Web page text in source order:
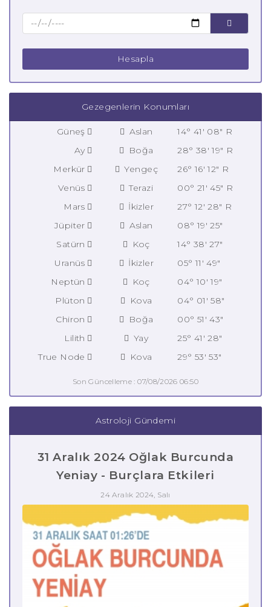
Hesapla
Gezegenlerin Konumları
Güneş Aslan
14° 41' 08" R
Ay
Boğa
28° 38' 19" R
Merkür
Yengeç
26° 16' 12" R
Venüs
Terazi
00° 21' 45" R
Mars
İkizler
27° 12' 28" R
Jüpiter
Aslan
08° 19' 25"
Satürn
Koç
14° 38' 27"
Uranüs
İkizler
05° 11' 49"
Neptün
Koç
04° 10' 19"
Plüton
Kova
04° 01' 58"
Chiron
Boğa
00° 51' 43"
Lilith
Yay
25° 41' 28"
True Node
Kova 29° 53' 53"
Son Güncelleme : 07/08/2026 06:50
Astroloji Gündemi
31 Aralık 2024 Oğlak Burcunda
Yeniay - Burçlara Etkileri
24 Aralık 2024, Salı